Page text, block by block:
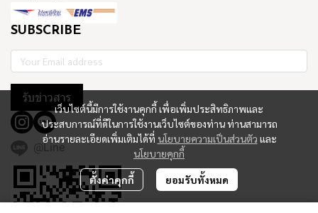
เว็บไซต์นี้มีการใช้งานคุกกี้ เพื่อเพิ่มประสิทธิภาพและ
ประสบการณ์ที่ดีในการใช้งานเว็บไซต์ของท่าน ท่านสามารถ
อ่านรายละเอียดเพิ่มเติมได้ที่ นโยบายความเป็นส่วนตัว และ
นโยบายคุกกี้
ตั้งค่าคุกกี้ ยอมรับทั้งหมด
SUBSCRIBE
รับข่าวสาร
@Line